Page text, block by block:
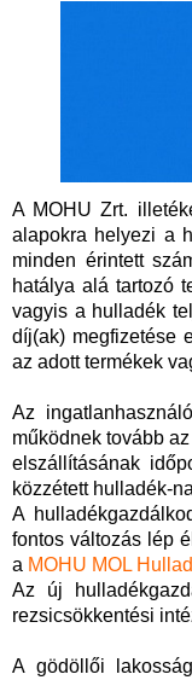
A MOHU Zrt.
alapokra helyezi a
minden érintett
hatálya alá tartozó
vagyis a hulladék
díj(ak) megfizetése
az adott termékek
Az
működnek tovább
elszállításának
közzétett hulladék-
A
fontos változás lép
a MOHU MOL
Az új
rezsicsökkentési
A gödöllői